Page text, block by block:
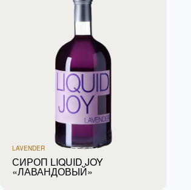
LAVENDER
СИРОП LIQUID JOY
«ЛАВАНДОВЫЙ»